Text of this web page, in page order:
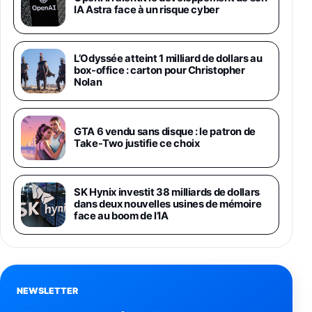
1019€1399€Fnac (Vendeur Tiers)
Galaxy S26 Ultra 256 Go Violet
892€1199€Fnac (Vendeur Tiers)
Philips SHK2000BL - Casque Enfant - Bleu &
Répartiteur Audio 5 Casques, Blanc
24,94€ 29,96€Fnac (Vendeur Tiers)
Asus RT-AC59U Routeur sans Fil Double
Bande Gigabit (Serveur et Client VPN, Triple
Vlan, Mode Point d'accès et Bridge, contrôle
Parental, Qos)
39,72€ 50,42€Amazon
Panasonic KX-TG6822 Téléphones Sans fil
Smartphone APPLE iPhone 15 Noir 128Go
IA Astra face à un risque cyber
L’Odyssée atteint 1 milliard de dollars au
box-office : carton pour Christopher
Nolan
GTA 6 vendu sans disque : le patron de
Take-Two justifie ce choix
SK Hynix investit 38 milliards de dollars
dans deux nouvelles usines de mémoire
face au boom de l’IA
NEWSLETTER